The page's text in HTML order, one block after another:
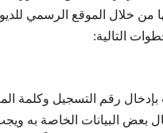
من خلال الموقع الرسمي
التالية:
رقم التسجيل وكلمة
بعض البيانات الخاصة به